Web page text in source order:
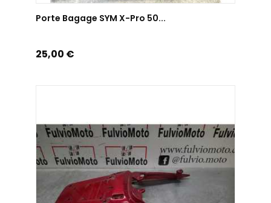
AJOUTER AU PANIER
Porte Bagage SYM X-Pro 50...
Prix
25,00 €